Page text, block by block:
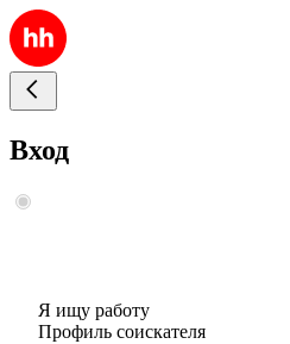
Вход
Я ищу работу
Профиль соискателя